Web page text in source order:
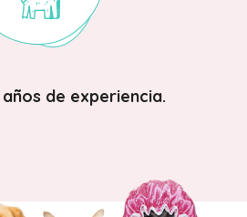
años de experiencia.